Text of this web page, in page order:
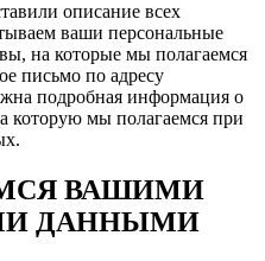
описание всех
ваши персональные
на которые мы полагаемся
письмо по адресу
подробная информация о
которую мы полагаемся при
ВАШИМИ
ДАННЫМИ